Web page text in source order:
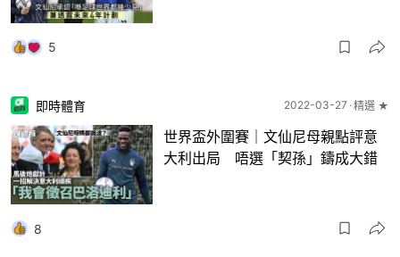
5
即時體育 2022-03-27 精選 ★
世界盃外圍賽｜文仙尼母親點評意
大利出局 唔選「契孫」鑄成大錯
8